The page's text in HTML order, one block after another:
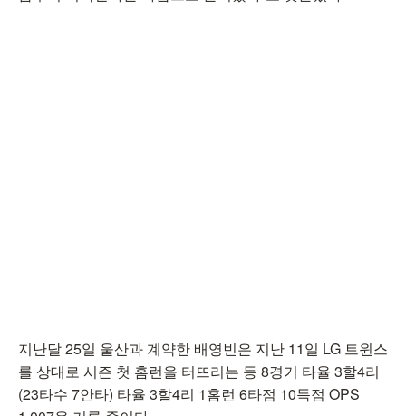
지난달 25일 울산과 계약한 배영빈은 지난 11일 LG 트윈스
를 상대로 시즌 첫 홈런을 터뜨리는 등 8경기 타율 3할4리
(23타수 7안타) 타율 3할4리 1홈런 6타점 10득점 OPS